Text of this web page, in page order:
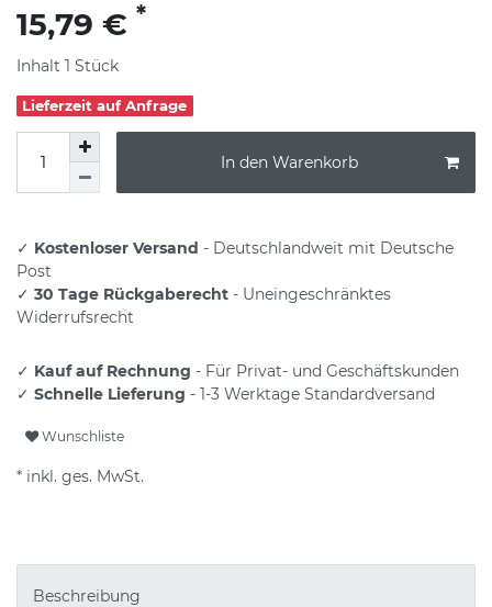
15,79 € *
Inhalt 1 Stück
Lieferzeit auf Anfrage
In den Warenkorb
✓ Kostenloser Versand - Deutschlandweit mit Deutsche
Post
✓ 30 Tage Rückgaberecht - Uneingeschränktes
Widerrufsrecht
✓ Kauf auf Rechnung - Für Privat- und Geschäftskunden
✓ Schnelle Lieferung - 1-3 Werktage Standardversand
Wunschliste
* inkl. ges. MwSt.
Beschreibung